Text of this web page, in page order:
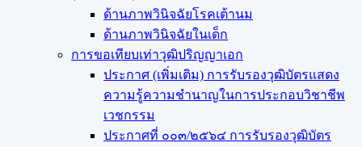
ด้านภาพวินิจฉัยโรคเต้านม
ด้านภาพวินิจฉัยในเด็ก
การขอเทียบเท่า​วุฒิปริญญา​เอก
ประกาศ (เพิ่มเติม) การรับรองวุฒิบัตรแสดง
ความรู้ความชำนาญในการประกอบวิชาชีพ
เวชกรรม
ประกาศที่ ๐๐๓/๒๕๖๔ การรับรองวุฒิบัตร